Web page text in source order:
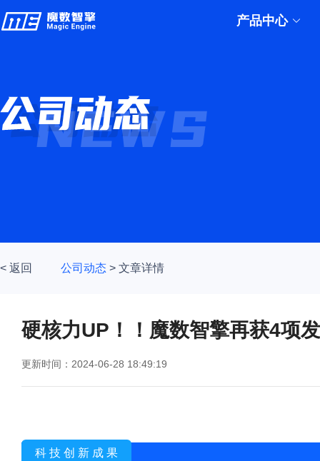
产品中心
< 返回 公司动态 > 文章详情
硬核力UP！！魔数智擎再获4项
更新时间：2024-06-28 18:49:19
科 技 创 新 成 果